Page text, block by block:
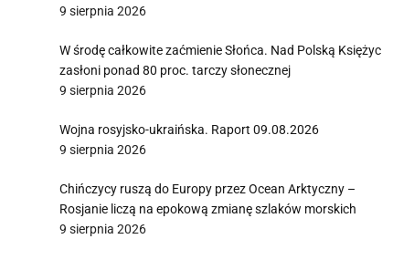
9 sierpnia 2026
W środę całkowite zaćmienie Słońca. Nad Polską Księżyc
zasłoni ponad 80 proc. tarczy słonecznej
9 sierpnia 2026
Wojna rosyjsko-ukraińska. Raport 09.08.2026
9 sierpnia 2026
Chińczycy ruszą do Europy przez Ocean Arktyczny –
Rosjanie liczą na epokową zmianę szlaków morskich
9 sierpnia 2026